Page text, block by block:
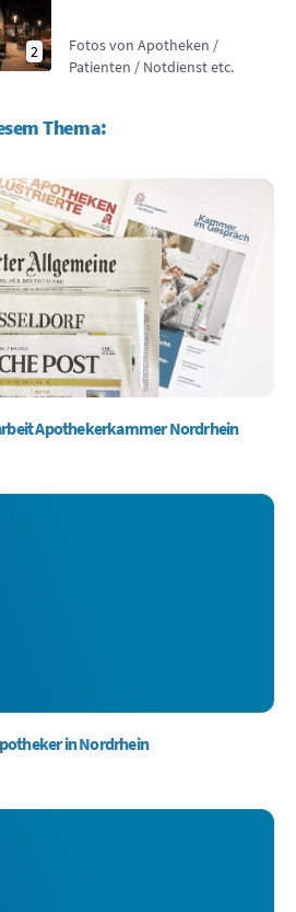
2
Fotos von Apotheken /
Patienten / Notdienst etc.
Thema:
Apothekerkammer Nordrhein
in Nordrhein